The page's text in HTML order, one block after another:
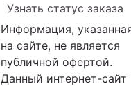
Узнать статус заказа
Информация,
на сайте, не является
публичной офертой.
Данный интернет-сайт